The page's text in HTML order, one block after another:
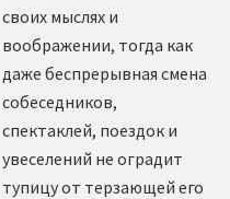
своих мыслях и
воображении, тогда как
даже беспрерывная смена
собеседников,
спектаклей, поездок и
увеселений не оградит
тупицу от терзающей его